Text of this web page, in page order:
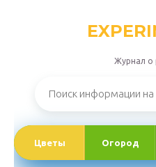
Журнал о
Цветы Огород